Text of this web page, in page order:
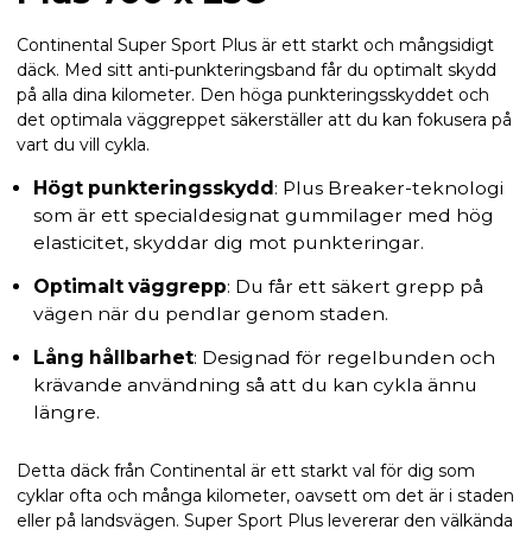
Continental Super Sport Plus är ett starkt och mångsidigt
däck. Med sitt anti-punkteringsband får du optimalt skydd
på alla dina kilometer. Den höga punkteringsskyddet och
det optimala väggreppet säkerställer att du kan fokusera på
vart du vill cykla.
Högt punkteringsskydd: Plus Breaker-teknologi
som är ett specialdesignat gummilager med hög
elasticitet, skyddar dig mot punkteringar.
Optimalt väggrepp: Du får ett säkert grepp på
vägen när du pendlar genom staden.
Lång hållbarhet: Designad för regelbunden och
krävande användning så att du kan cykla ännu
längre.
Detta däck från Continental är ett starkt val för dig som
cyklar ofta och många kilometer, oavsett om det är i staden
eller på landsvägen. Super Sport Plus levererar den välkända